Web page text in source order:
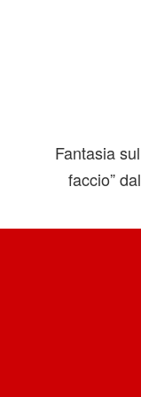
Fantasia
faccio”